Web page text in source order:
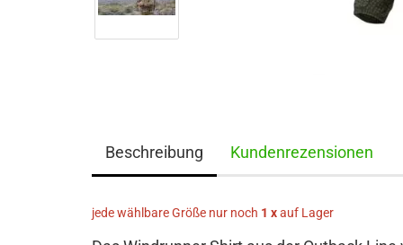
Beschreibung Kundenrezensionen
jede wählbare Größe nur noch 1 xauf Lager